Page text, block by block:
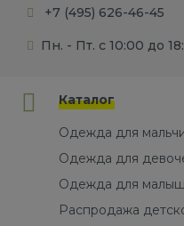
+7 (495) 626-46-45
Пн. - Пт. с 10:00 до
Каталог
Одежда для
Одежда для
Одежда для
Распродажа